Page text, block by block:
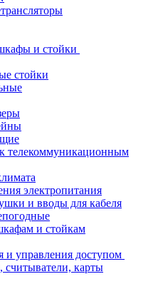
и стойки
стойки
телекоммуникационным
электропитания
и вводы для кабеля
и стойкам
управления доступом
карты